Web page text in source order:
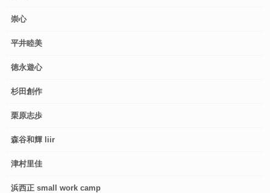
崇心
平井睦美
徳永遊心
杉田創作
栗原志歩
森谷和輝 liir
津村里佳
浜西正 small work camp